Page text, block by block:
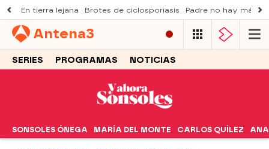
En tierra lejana Brotes de ciclosporiasis Padre no hay más
Antena3
SERIES PROGRAMAS NOTICIAS
SONSOLES ÓNEGA MARÍA DEL MONTE CARLOS QUÍLEZ ANA